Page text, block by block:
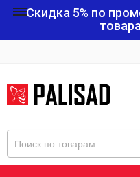
Скидка 5% по